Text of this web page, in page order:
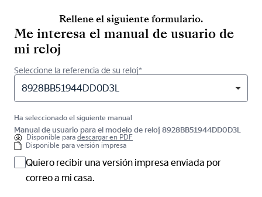
Rellene el siguiente formulario.
Me interesa el manual de usuario de
mi reloj
Seleccione la referencia de su reloj*
8928BB51944DD0D3L
Ha seleccionado el siguiente manual
Manual de usuario para el modelo de reloj 8928BB51944DD0D3L
Disponible paradescargar en PDF
Disponible para versión impresa
Quiero recibir una versión impresa enviada por
correo a mi casa.